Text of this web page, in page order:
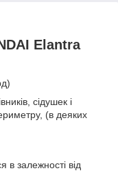
Elantra
сідушек і
(в деяких
в залежності від